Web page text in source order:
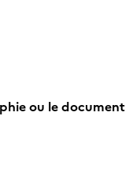
ou le document